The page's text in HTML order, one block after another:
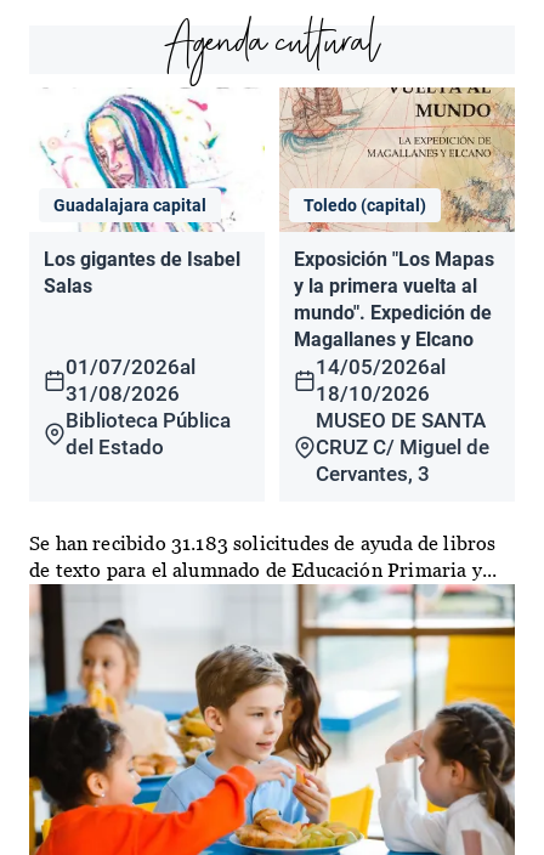
Agenda cultural
Guadalajara capital
Los gigantes de Isabel
Salas
01/07/2026al
31/08/2026
Biblioteca Pública
del Estado
Toledo (capital)
Exposición "Los Mapas
y la primera vuelta al
mundo". Expedición de
Magallanes y Elcano
14/05/2026al
18/10/2026
MUSEO DE SANTA
CRUZ C/ Miguel de
Cervantes, 3
Se han recibido 31.183 solicitudes de ayuda de libros
de texto para el alumnado de Educación Primaria y...